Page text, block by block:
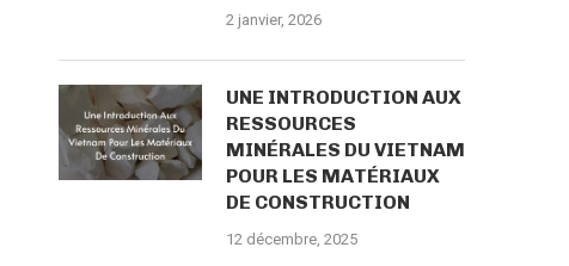
2 janvier, 2026
UNE INTRODUCTION AUX
RESSOURCES
MINÉRALES DU VIETNAM
POUR LES MATÉRIAUX
DE CONSTRUCTION
12 décembre, 2025